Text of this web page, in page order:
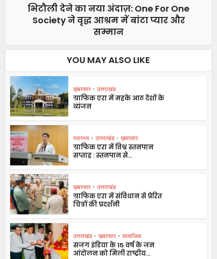
भिटौली देने का नया अंदाज़: One For One
Society ने वृद्ध आश्रम में बांटा प्यार और
सम्मान
YOU MAY ALSO LIKE
ख़बरसार • उत्तराखंड
ग्राफिक एरा में महके आठ देशों के
व्यंजन
स्वास्थ्य • उत्तराखंड • ख़बरसार
ग्राफिक एरा में विश्व स्तनपान
सप्ताह : स्तनपान से...
ख़बरसार • उत्तराखंड
ग्राफिक एरा में संविधान से प्रेरित
चित्रों की प्रदर्शनी
उत्तराखंड • ख़बरसार • सामाजिक
सजग इंडिया के 15 वर्ष के जन
आंदोलन को मिली राष्ट्रीय...